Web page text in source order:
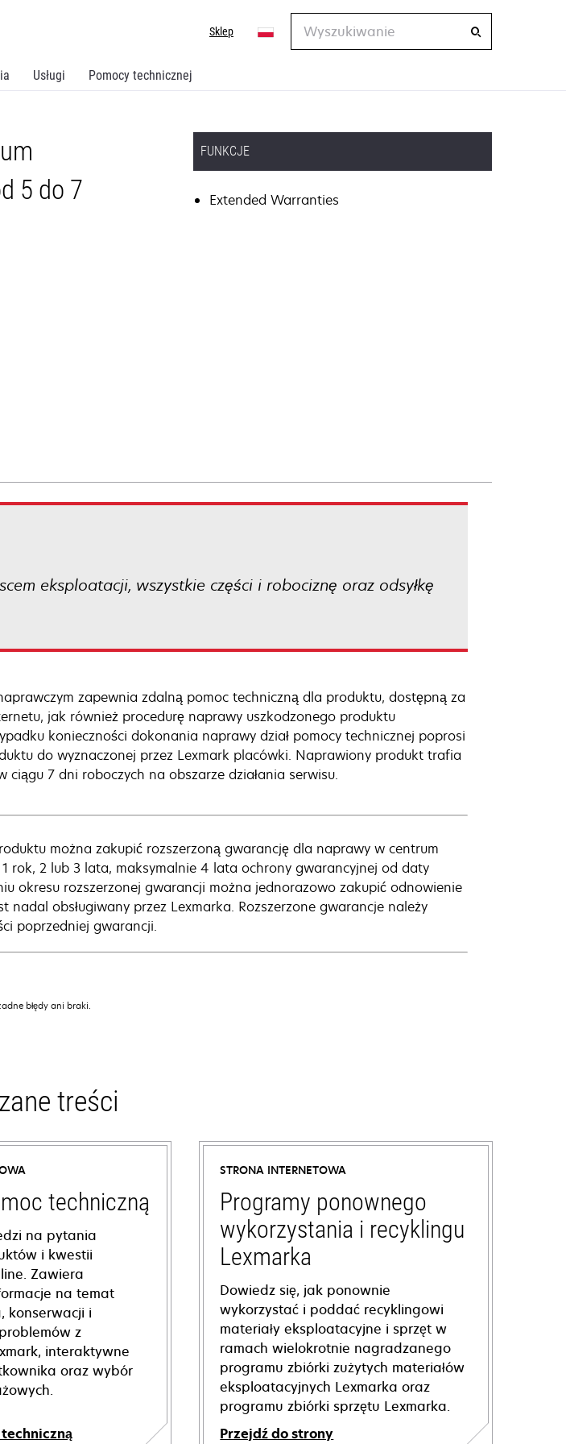
Usługi Pomocy technicznej
Sklep
Wyszukiwanie
5 do 7
FUNKCJE
Extended Warranties
eksploatacji, wszystkie części i robociznę oraz odsyłkę
zapewnia zdalną pomoc techniczną dla produktu, dostępną za
jak również procedurę naprawy uszkodzonego produktu
konieczności dokonania naprawy dział pomocy technicznej poprosi
do wyznaczonej przez Lexmark placówki. Naprawiony produkt trafia
7 dni roboczych na obszarze działania serwisu.
można zakupić rozszerzoną gwarancję dla naprawy w centrum
1 rok, 2 lub 3 lata, maksymalnie 4 lata ochrony gwarancyjnej od daty
okresu rozszerzonej gwarancji można jednorazowo zakupić odnowienie
nadal obsługiwany przez Lexmarka. Rozszerzone gwarancje należy
poprzedniej gwarancji.
błędy ani braki.
treści
techniczną
na pytania
i kwestii
Zawiera
na temat
konserwacji i
z
interaktywne
oraz wybór
STRONA INTERNETOWA
Programy ponownego
wykorzystania i recyklingu
Lexmarka
Dowiedz się, jak ponownie
wykorzystać i poddać recyklingowi
materiały eksploatacyjne i sprzęt w
ramach wielokrotnie nagradzanego
programu zbiórki zużytych materiałów
eksploatacyjnych Lexmarka oraz
programu zbiórki sprzętu Lexmarka.
Przejdź do strony